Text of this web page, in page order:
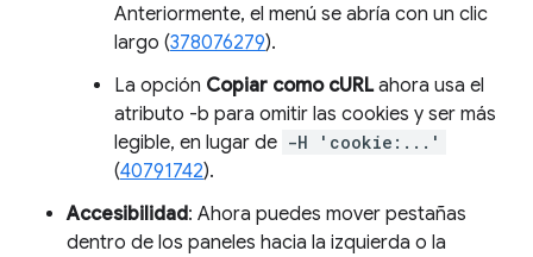
Anteriormente, el menú se abría con un clic
largo (378076279).
La opción Copiar como cURLahora usa el
atributo -b para omitir las cookies y ser más
legible, en lugar de -H 'cookie:...'
(40791742).
Accesibilidad: Ahora puedes mover pestañas
dentro de los paneles hacia la izquierda o la